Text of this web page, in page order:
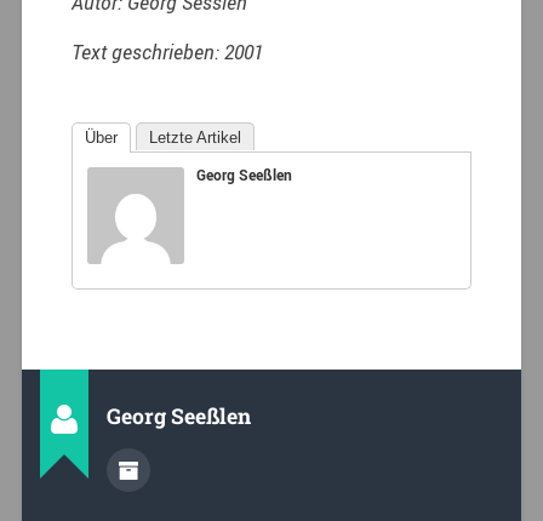
Text geschrieben: 2001
Über Letzte Artikel
Georg Seeßlen
Georg Seeßlen